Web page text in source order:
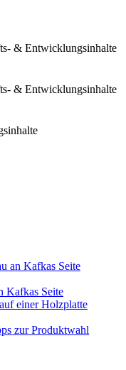
& Entwicklungsinhalte
& Entwicklungsinhalte
Kafkas Seite
zur Produktwahl